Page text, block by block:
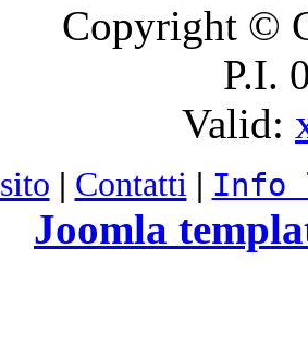
Copyright ©
P.I.
Valid:
| Contatti | Info
Joomla